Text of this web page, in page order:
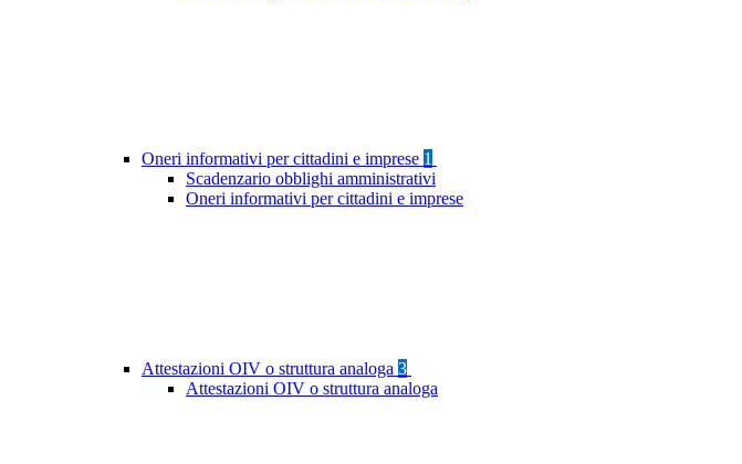
Oneri informativi per cittadini e imprese 1
Scadenzario obblighi amministrativi
Oneri informativi per cittadini e imprese
Attestazioni OIV o struttura analoga 3
Attestazioni OIV o struttura analoga